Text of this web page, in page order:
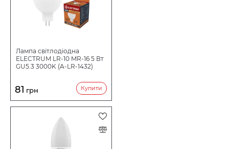
Лампа світлодіодна
ELECTRUM LR-10 MR-16 5 Вт
GU5.3 3000K (A-LR-1432)
81 грн Купити